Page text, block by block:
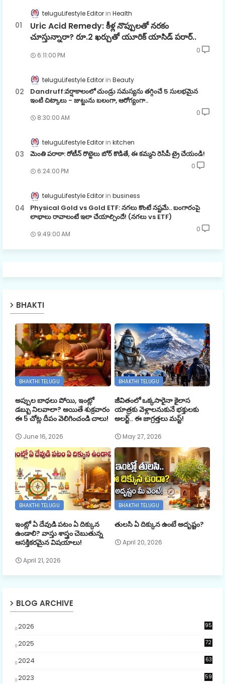
teluguLifestyle Editor Health
Uric Acid Remedy: కీళ్ల నొప్పులతో నరకం
చూస్తున్నారా? రూ.2 ఖర్చుతో యూరిక్ యాసిడ్ పరార్..
6:11:00 PM
0
teluguLifestyle Editor Beauty
Dandruff:వర్షాకాలంలో చుండ్రు సమస్యను తగ్గించే 5 సులభమైన
ఇంటి చిట్కాలు - జుట్టును బలంగా, ఆరోగ్యంగా..
8:30:00 AM
0
teluguLifestyle Editor kitchen
మెంతి పరాఠా: రోటీన్ రొట్టెలు బోర్ కొడితే, ఈ కమ్మని రెసిపీ ట్రై చేయండి!
6:24:00 PM
0
teluguLifestyle Editor business
Physical Gold vs Gold ETF: నగలు కొంటే నష్టమే.. బంగారంపై
లాభాలు రావాలంటే ఇలా చేయాల్సిందే! (నగలు vs ETF)
9:49:00 AM
0
BHAKTI
BHAKTHI TELUGU
అప్పుల బాధలు పోయి, ఇంట్లో
డబ్బు నిలవాలా? అయితే శుక్రవారం
ఈ 5 చోట్ల దీపం వెలిగించండి చాలు!
June 16, 2026
BHAKTHI TELUGU
జీవితంలో ఒక్కసారైనా కైలాస
యాత్రకు వెళ్లాలనుకునే భక్తులకు
అలర్ట్.. ఈ జాగ్రత్తలు మస్ట్!
May 27, 2026
BHAKTHI TELUGU
ఇంట్లో ఏ దేవుడి పటం ఏ దిక్కున
ఉండాలి? వాస్తు శాస్త్రం చెబుతున్న
ఆసక్తికరమైన విషయాలు!
April 21, 2026
BHAKTHI TELUGU
తులసి ఏ దిక్కున ఉంటే అదృష్టం?
April 20, 2026
BLOG ARCHIVE
2026
95
2025
72
2024 63
2023
59